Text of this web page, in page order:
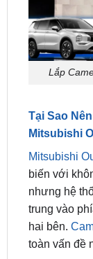
Lắp
Tại Sao
Mitsubishi
biến với
nhưng hệ
trung vào
hai bên.
toàn vấn đề
Góc